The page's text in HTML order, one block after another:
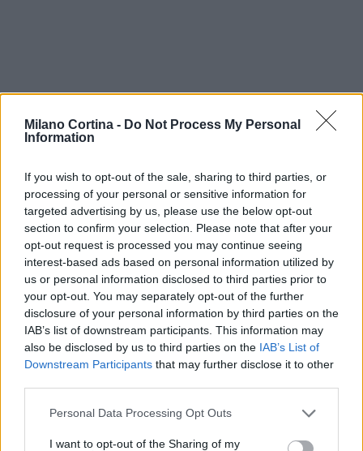
Milano Cortina - Do Not Process My Personal
Information
If you wish to opt-out of the sale, sharing to third parties, or
processing of your personal or sensitive information for
targeted advertising by us, please use the below opt-out
section to confirm your selection. Please note that after your
opt-out request is processed you may continue seeing
interest-based ads based on personal information utilized by
us or personal information disclosed to third parties prior to
your opt-out. You may separately opt-out of the further
disclosure of your personal information by third parties on the
IAB’s list of downstream participants. This information may
also be disclosed by us to third parties on the IAB’s List of
Downstream Participants that may further disclose it to other
Please note that this website/app uses one or more Google
not limited to your visit or usage behaviour. You may click to
Personal Data Processing Opt Outs
I want to opt-out of the Sharing of my
In conclusione, il ritorno della NHL in Italia per i
Giochi di Milano Cortina 2026 rappresenta un
metterà in evidenza il talento degli atleti, ma sarà
anche un’opportunità per l’Italia di dimostrare il
proprio valore come palcoscenico internazionale.
Con una pianificazione strategica e un approccio
mirato, questo evento potrebbe segnare l’inizio di
una nuova era per lo sport e il turismo nel nostro
paese. Sei pronto a vivere questa avventura?
AUTORE
AiAdhubMedia